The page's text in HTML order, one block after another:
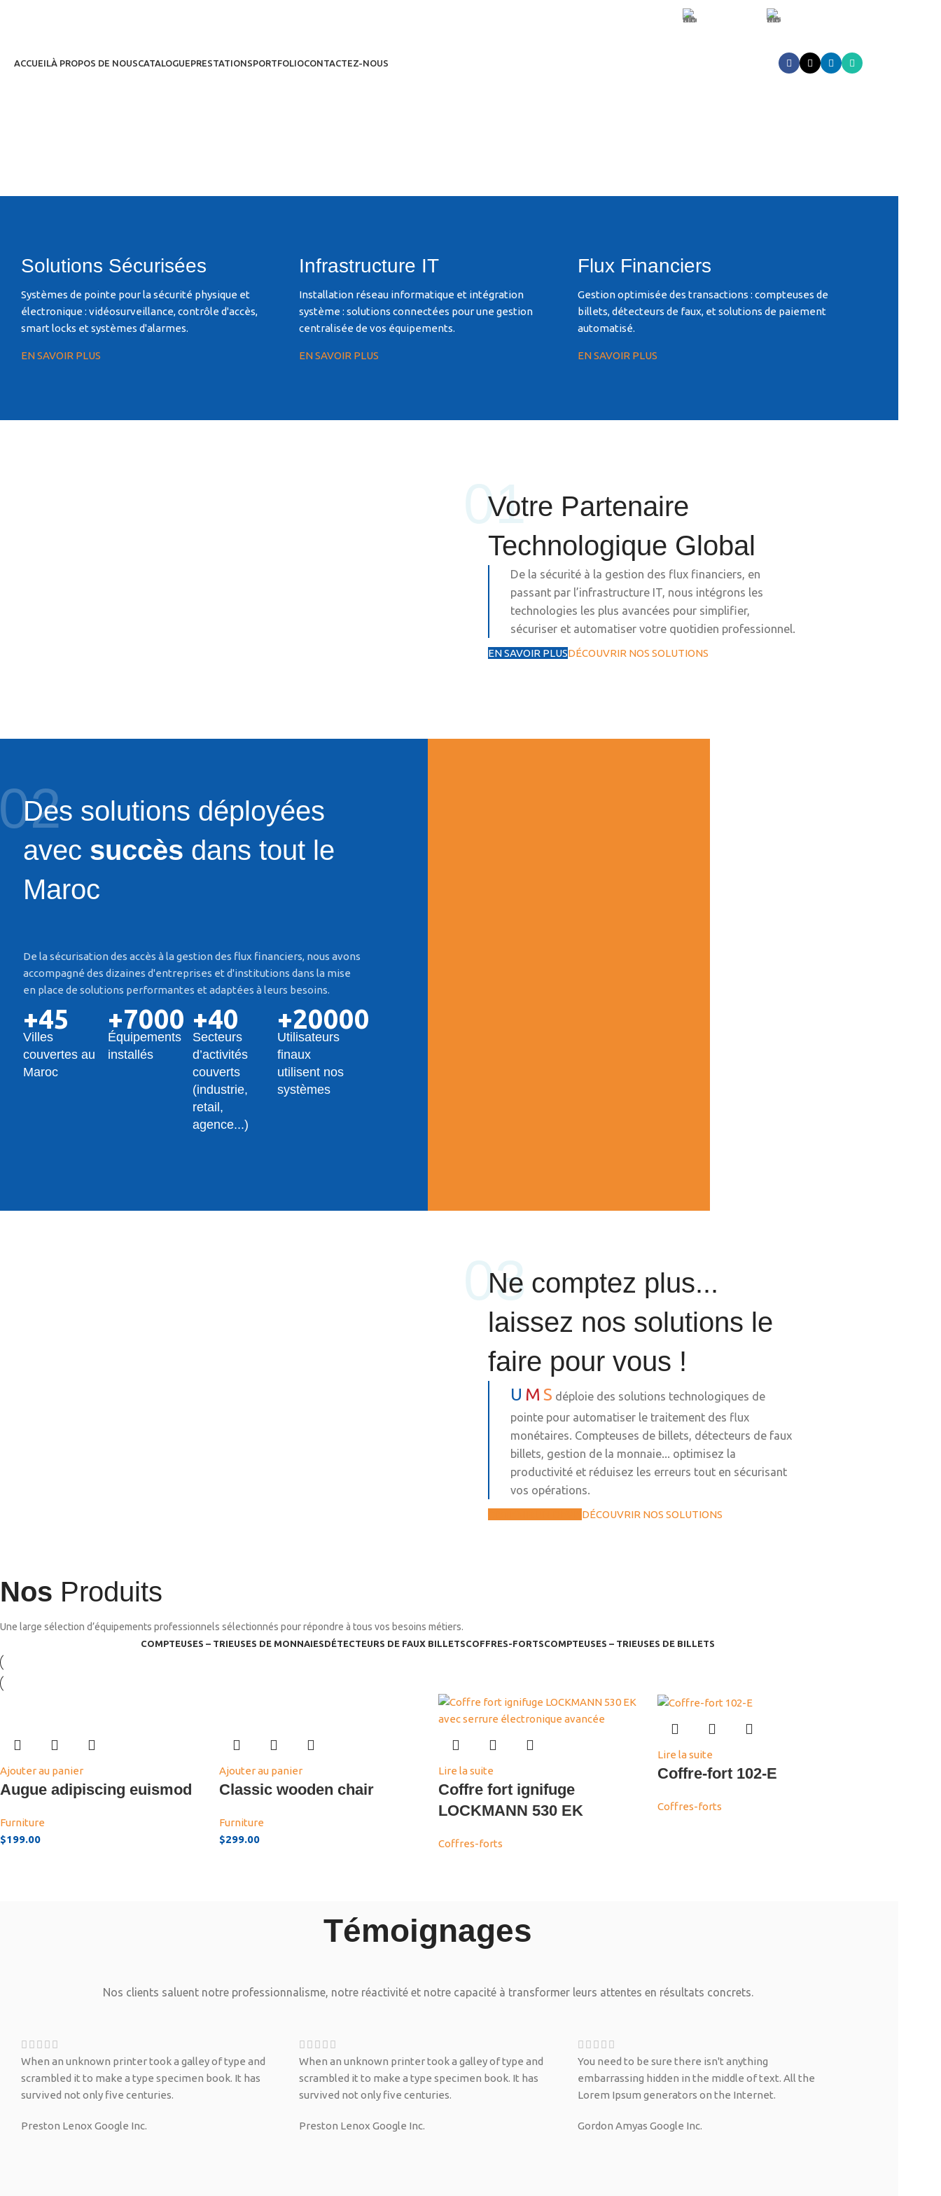
ACCUEIL À PROPOS DE NOUSCATALOGUEPRESTATIONSPORTFOLIOCONTACTEZ-NOUS
Comptagesécurisé
Solutions Sécurisées
Systèmes de pointe pour la sécurité physique et
électronique : vidéosurveillance, contrôle d'accès,
smart locks et systèmes d'alarmes.
EN SAVOIR PLUS
Infrastructure IT
Installation réseau informatique et intégration
système : solutions connectées pour une gestion
centralisée de vos équipements.
EN SAVOIR PLUS
Flux Financiers
Gestion optimisée des transactions : compteuses de
billets, détecteurs de faux, et solutions de paiement
automatisé.
EN SAVOIR PLUS
01
Votre Partenaire
Technologique Global
De la sécurité à la gestion des flux financiers, en
passant par l’infrastructure IT, nous intégrons les
technologies les plus avancées pour simplifier,
sécuriser et automatiser votre quotidien professionnel.
EN SAVOIR PLUSDÉCOUVRIR NOS SOLUTIONS
Des solutions déployées
avec succès dans tout le
Maroc
De la sécurisation des accès à la gestion des flux financiers, nous avons
accompagné des dizaines d'entreprises et d'institutions dans la mise
en place de solutions performantes et adaptées à leurs besoins.
+45
Villes
couvertes au
Maroc
+7000
Équipements
installés
+40
Secteurs
d’activités
couverts
(industrie,
retail,
agence...)
+20000
Utilisateurs
finaux
utilisent nos
systèmes
03
Ne comptez plus...
laissez nos solutions le
faire pour vous !
U M S déploie des solutions technologiques de
pointe pour automatiser le traitement des flux
monétaires. Compteuses de billets, détecteurs de faux
billets, gestion de la monnaie... optimisez la
productivité et réduisez les erreurs tout en sécurisant
vos opérations.
DÉCOUVRIR NOS SOLUTIONS
Nos Produits
Une large sélection d’équipements professionnels sélectionnés pour répondre à tous vos besoins métiers.
COMPTEUSES – TRIEUSES DE MONNAIESDÉTECTEURS DE FAUX BILLETSCOFFRES-FORTSCOMPTEUSES – TRIEUSES DE BILLETS
Ajouter au panier
Augue adipiscing euismod
Furniture
$199.00
Ajouter au panier
Classic wooden chair
Furniture
$299.00
Lire la suite
Coffre fort ignifuge
LOCKMANN 530 EK
Coffres-forts
Lire la suite
Coffre-fort 102-E
Coffres-forts
Témoignages
Nos clients saluent notre professionnalisme, notre réactivité et notre capacité à transformer leurs attentes en résultats concrets.
When an unknown printer took a galley of type and
scrambled it to make a type specimen book. It has
survived not only five centuries.
Preston Lenox Google Inc.
When an unknown printer took a galley of type and
scrambled it to make a type specimen book. It has
survived not only five centuries.
Preston LenoxGoogle Inc.
You need to be sure there isn't anything
embarrassing hidden in the middle of text. All the
Lorem Ipsum generators on the Internet.
Gordon Amyas Google Inc.